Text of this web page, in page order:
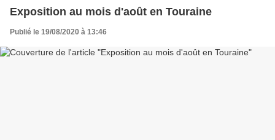
Exposition au mois d'août en Touraine
Publié le 19/08/2020 à 13:46